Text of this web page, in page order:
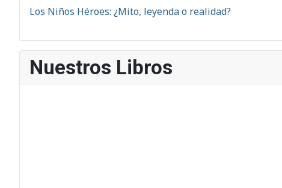
Los Niños Héroes: ¿Mito, leyenda o realidad?
Nuestros Libros